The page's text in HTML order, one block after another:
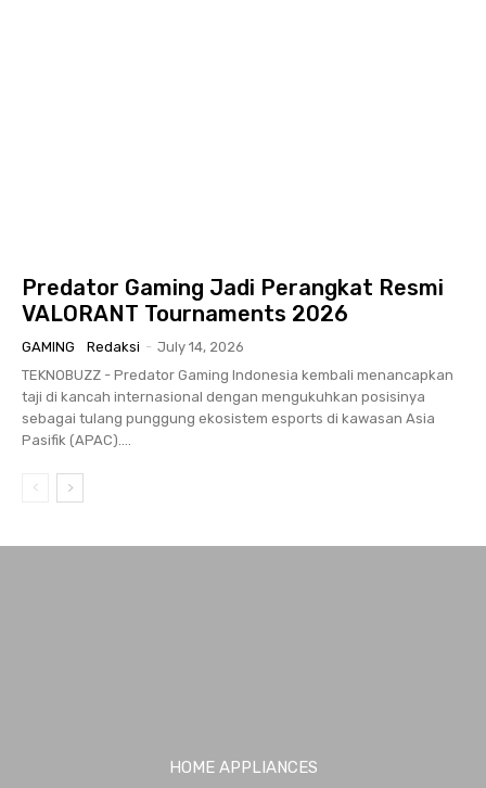
Predator Gaming Jadi Perangkat Resmi
VALORANT Tournaments 2026
GAMING Redaksi - July 14, 2026
TEKNOBUZZ - Predator Gaming Indonesia kembali menancapkan
taji di kancah internasional dengan mengukuhkan posisinya
sebagai tulang punggung ekosistem esports di kawasan Asia
Pasifik (APAC)....
HOME APPLIANCES